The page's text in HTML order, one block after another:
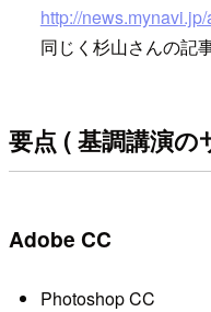
http://
同じく杉山さんの記
要点 ( 基調講演の
Adobe CC
Photoshop CC